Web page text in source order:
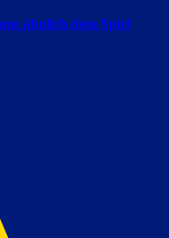
ähnlich dem Spiel